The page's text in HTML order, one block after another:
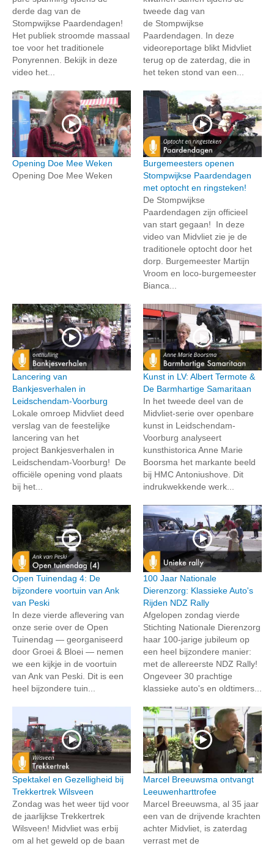
derde dag van de
Stompwijkse Paardendagen!
Het publiek stroomde massaal
toe voor het traditionele
Ponyrennen. Bekijk in deze
video het...
tweede dag van
de Stompwijkse
Paardendagen. In deze
videoreportage blikt Midvliet
terug op de zaterdag, die in
het teken stond van een...
Opening Doe Mee Weken
Opening Doe Mee Weken
Burgemeesters openen
Stompwijkse Paardendagen
met optocht en ringsteken!
De Stompwijkse
Paardendagen zijn officieel
van start gegaan! In deze
video van Midvliet zie je de
traditionele optocht door het
dorp. Burgemeester Martijn
Vroom en loco-burgemeester
Bianca...
Lancering van
Bankjesverhalen in
Leidschendam-Voorburg
Lokale omroep Midvliet deed
verslag van de feestelijke
lancering van het
project Bankjesverhalen in
Leidschendam-Voorburg! De
officiële opening vond plaats
bij het...
Kunst in LV: Albert Termote &
De Barmhartige Samaritaan
In het tweede deel van de
Midvliet-serie over openbare
kunst in Leidschendam-
Voorburg analyseert
kunsthistorica Anne Marie
Boorsma het markante beeld
bij HMC Antoniushove. Dit
indrukwekkende werk...
Open Tuinendag 4: De
bijzondere voortuin van Ank
van Peski
In deze vierde aflevering van
onze serie over de Open
Tuinendag — georganiseerd
door Groei & Bloei — nemen
we een kijkje in de voortuin
van Ank van Peski. Dit is een
heel bijzondere tuin...
100 Jaar Nationale
Dierenzorg: Klassieke Auto's
Rijden NDZ Rally
Afgelopen zondag vierde
Stichting Nationale Dierenzorg
haar 100-jarige jubileum op
een heel bijzondere manier:
met de allereerste NDZ Rally!
Ongeveer 30 prachtige
klassieke auto's en oldtimers...
Spektakel en Gezelligheid bij
Trekkertrek Wilsveen
Zondag was het weer tijd voor
de jaarlijkse Trekkertrek
Wilsveen! Midvliet was erbij
om al het geweld op de baan
Marcel Breeuwsma ontvangt
Leeuwenharttrofee
Marcel Breeuwsma, al 35 jaar
een van de drijvende krachten
achter Midvliet, is zaterdag
verrast met de